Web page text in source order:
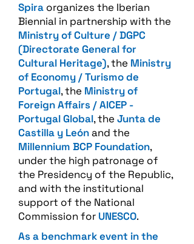
Spira organizes the Iberian
Biennial in partnership with the
Ministry of Culture / DGPC
(Directorate General for
Cultural Heritage), the Ministry
of Economy / Turismo de
Portugal, the Ministry of
Foreign Affairs / AICEP -
Portugal Global, theJunta de
Castilla y Leónand the
Millennium BCP Foundation,
under the high patronage of
the Presidency of the Republic,
and with the institutional
support of the National
Commission for UNESCO.
As a benchmark event in the